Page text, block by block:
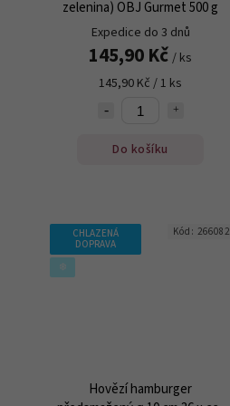
zelenina) OBJ Gurmet 500 g
Expedice do 3 dnů
145,90 Kč / ks
145,90 Kč / 1 ks
Do košíku
CHLAZENÁ
DOPRAVA
❄️
Hovězí hamburger
Kód: 266082